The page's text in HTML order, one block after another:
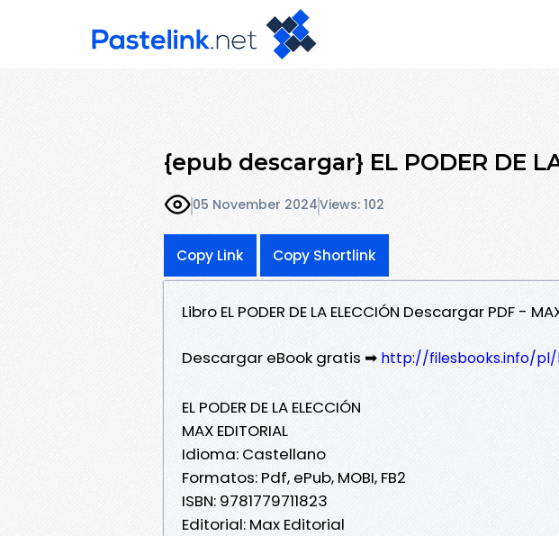
{epub descargar} EL PODER DE
05 November 2024Views: 102
Copy Link Copy Shortlink
Libro EL PODER DE LA ELECCIÓN Descargar PDF -
Descargar eBook gratis ➡ http://filesbooks.info/pl/
EL PODER DE LA ELECCIÓN
MAX EDITORIAL
Idioma: Castellano
Formatos: Pdf, ePub, MOBI, FB2
ISBN: 9781779711823
Editorial: Max Editorial